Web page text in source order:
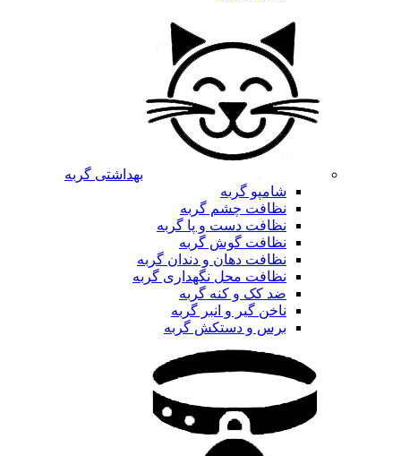
بهداشتی گربه
شامپو گربه
نظافت چشم گربه
نظافت دست و پا گربه
نظافت گوش گربه
نظافت دهان و دندان گربه
نظافت محل نگهداری گربه
ضد کک و کنه گربه
ناخن گیر و انبر گربه
برس و دستکش گربه